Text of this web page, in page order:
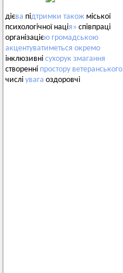
дієва підтримки також міської
психологічної нація» співпраці
організацією громадською
акцентуватиметься окремо
інклюзивні сухорук змагання
створенні простору ветеранського
числі увага оздоровчі